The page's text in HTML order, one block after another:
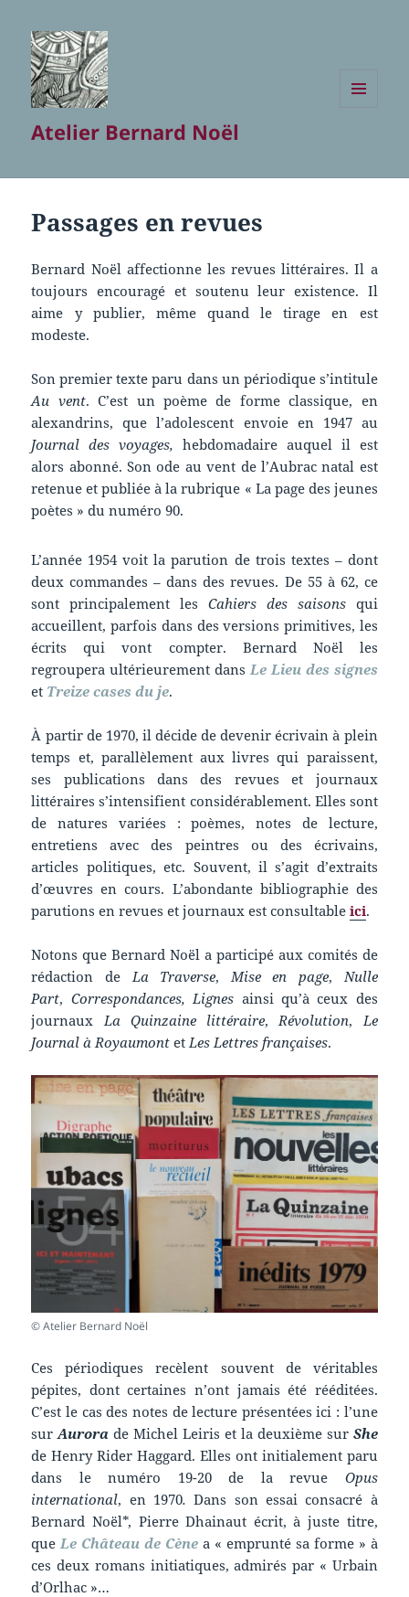
Atelier Bernard Noël
Passages en revues
Bernard Noël affectionne les revues littéraires. Il a
toujours encouragé et soutenu leur existence. Il
aime y publier, même quand le tirage en est
modeste.
Son premier texte paru dans un périodique s’intitule
Au vent. C’est un poème de forme classique, en
alexandrins, que l’adolescent envoie en 1947 au
Journal des voyages, hebdomadaire auquel il est
alors abonné. Son ode au vent de l’Aubrac natal est
retenue et publiée à la rubrique « La page des jeunes
poètes » du numéro 90.
L’année 1954 voit la parution de trois textes – dont
deux commandes – dans des revues. De 55 à 62, ce
sont principalement les Cahiers des saisonsqui
accueillent, parfois dans des versions primitives, les
écrits qui vont compter. Bernard Noël les
regroupera ultérieurement dansLe Lieu des signes
et Treize cases du je.
À partir de 1970, il décide de devenir écrivain à plein
temps et, parallèlement aux livres qui paraissent,
ses publications dans des revues et journaux
littéraires s’intensifient considérablement. Elles sont
de natures variées : poèmes, notes de lecture,
entretiens avec des peintres ou des écrivains,
articles politiques, etc. Souvent, il s’agit d’extraits
d’œuvres en cours. L’abondante bibliographie des
parutions en revues et journaux est consultable ici.
Notons que Bernard Noël a participé aux comités de
rédaction deLa Traverse, Mise en page,
Nulle
Part, Correspondances, Lignes ainsi qu’à ceux des
journaux La Quinzaine littéraire, Révolution,
Le
Journal à Royaumont et Les Lettres françaises.
© Atelier Bernard Noël
Ces périodiques recèlent souvent de véritables
pépites, dont certaines n’ont jamais été rééditées.
C’est le cas des notes de lecture présentées ici : l’une
surAurora de Michel Leiris et la deuxième sur She
de Henry Rider Haggard. Elles ont initialement paru
dans le numéro 19-20 de la revue Opus
international, en 1970.Dans son essai consacré à
Bernard Noël*, Pierre Dhainaut écrit, à juste titre,
que Le Château de Cène a « emprunté sa forme » à
ces deux romans initiatiques, admirés par « Urbain
d’Orlhac »…